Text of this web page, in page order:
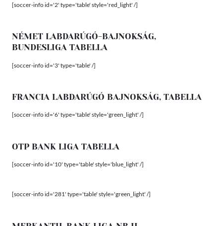
[soccer-info id='2' type='table' style='red_light' /]
NÉMET LABDARÚGÓ-BAJNOKSÁG,
BUNDESLIGA TABELLA
[soccer-info id='3' type='table' /]
FRANCIA LABDARÚGÓ BAJNOKSÁG, TABELLA
[soccer-info id='6' type='table' style='green_light' /]
OTP BANK LIGA TABELLA
[soccer-info id='10' type='table' style='blue_light' /]
[soccer-info id='281' type='table' style='green_light' /]